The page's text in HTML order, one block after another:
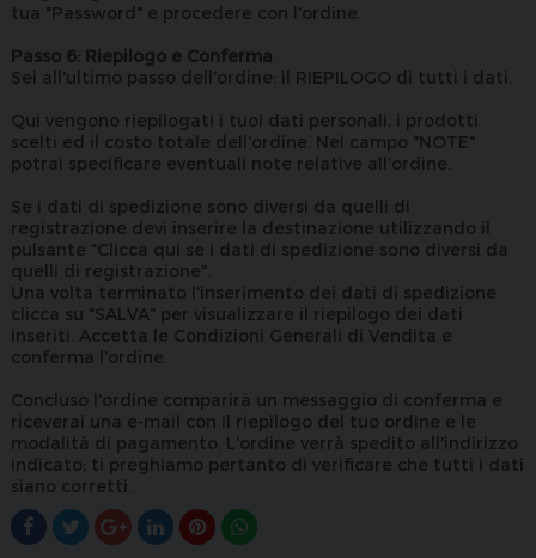
tua "Password" e procedere con l'ordine.
Passo 6: Riepilogo e Conferma
Sei all'ultimo passo dell'ordine: il RIEPILOGO di tutti i dati.
Qui vengono riepilogati i tuoi dati personali, i prodotti
scelti ed il costo totale dell'ordine. Nel campo "NOTE"
potrai specificare eventuali note relative all'ordine.
Se i dati di spedizione sono diversi da quelli di
registrazione devi inserire la destinazione utilizzando il
pulsante "Clicca qui se i dati di spedizione sono diversi da
quelli di registrazione".
Una volta terminato l'inserimento dei dati di spedizione
clicca su "SALVA" per visualizzare il riepilogo dei dati
inseriti. Accetta le Condizioni Generali di Vendita e
conferma l'ordine.
Concluso l'ordine comparirà un messaggio di conferma e
riceverai una e-mail con il riepilogo del tuo ordine e le
modalità di pagamento. L'ordine verrà spedito all'indirizzo
indicato; ti preghiamo pertanto di verificare che tutti i dati
siano corretti.